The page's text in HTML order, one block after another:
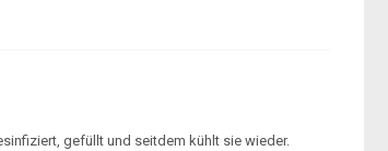
gefüllt und seitdem kühlt sie wieder.